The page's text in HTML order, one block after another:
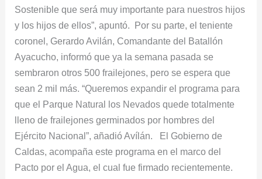
Sostenible que será muy importante para nuestros hijos
y los hijos de ellos”, apuntó. Por su parte, el teniente
coronel, Gerardo Avilán, Comandante del Batallón
Ayacucho, informó que ya la semana pasada se
sembraron otros 500 frailejones, pero se espera que
sean 2 mil más. “Queremos expandir el programa para
que el Parque Natural los Nevados quede totalmente
lleno de frailejones germinados por hombres del
Ejército Nacional”, añadió Avílán. El Gobierno de
Caldas, acompaña este programa en el marco del
Pacto por el Agua, el cual fue firmado recientemente.